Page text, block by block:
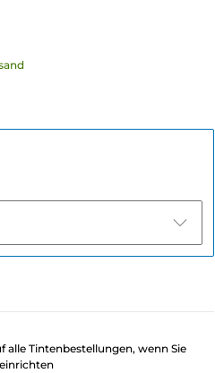
alle Tintenbestellungen, wenn Sie